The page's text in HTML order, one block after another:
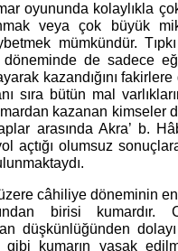
oyununda kolaylıkla
veya çok büyük
mümkündür.
de sadece
kazandığını fakirlere
sıra bütün mal
kazanan kimseler
arasında Akra’ b.
açtığı olumsuz
câhiliye döneminin en
birisi kumardır.
düşkünlüğünden
gibi kumarın yasak